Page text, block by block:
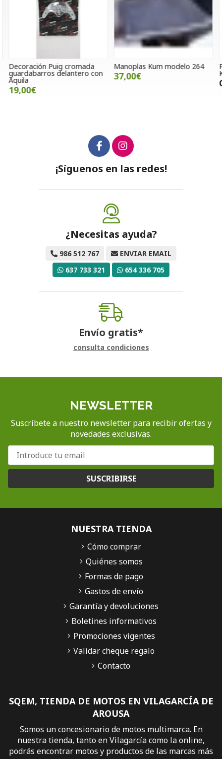
Decoración Puig cromada
guardabarros delantero con
Aquila
19,00€
Manoplas Kum modelo 264
37,00€
¡Síguenos en las redes!
¿Necesitas ayuda?
986 512 767
ENVIAR EMAIL
637 733 321
654 336 705
Envío gratis*
consulta condiciones
NEWSLETTER
Suscríbete a nuestro newsletter para recibir ofertas y
novedades exclusivas.
SUSCRIBIRSE
SQEM, TIENDA DE MOTOS EN VILAGARCÍA DE
AROUSA
Somos un concesionario de motos multimarca. En
nuestra tienda, tanto en Vilagarcía como la online,
podrás encontrar motos y productos de las marcas más
NUESTRA TIENDA
Cómo comprar
Quiénes somos
Formas de pago
Gastos de envío
Garantía y devoluciones
Boletines informativos
Promociones vigentes
Validar cheque regalo
Contacto